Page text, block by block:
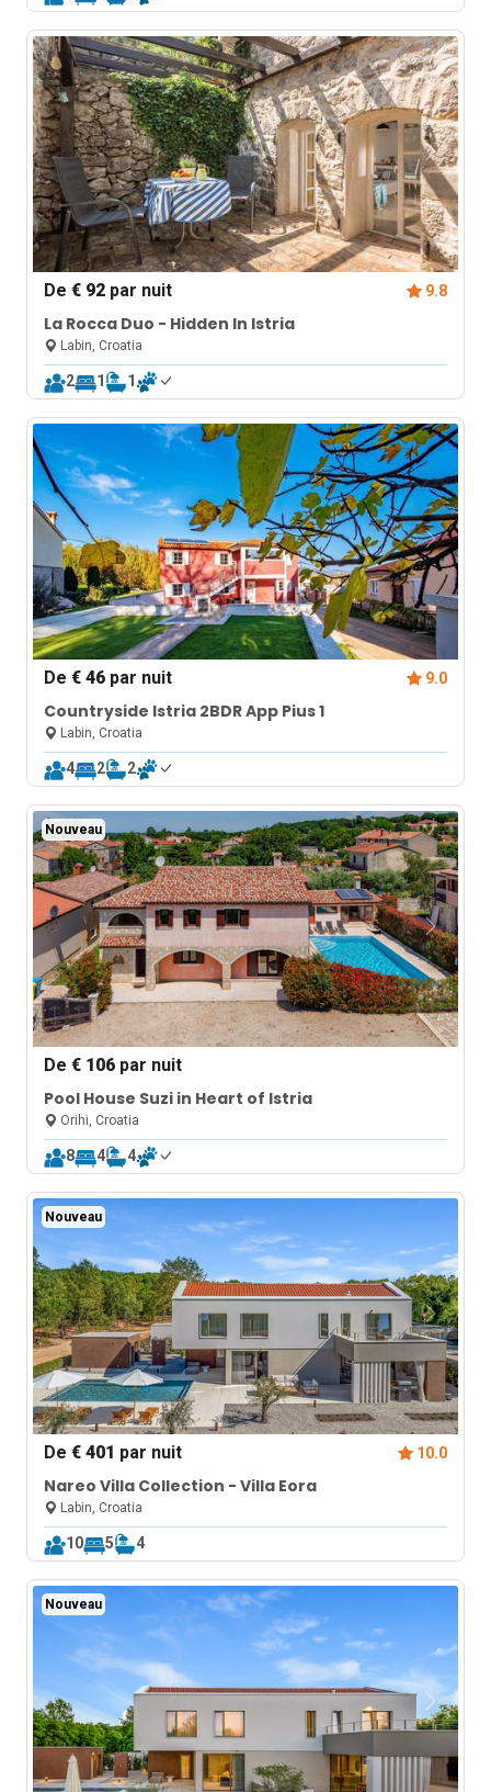
De€ 92 par nuit 9.8
La Rocca Duo - Hidden In Istria
Labin, Croatia
2 1 1
De€ 46 par nuit 9.0
Countryside Istria 2BDR App Pius 1
Labin, Croatia
4 2 2
Nouveau
De€ 106 par nuit
Pool House Suzi in Heart of Istria
Orihi, Croatia
8 4 4
Nouveau
De€ 401 par nuit 10.0
Nareo Villa Collection - Villa Eora
Labin, Croatia
10 5 4
Nouveau